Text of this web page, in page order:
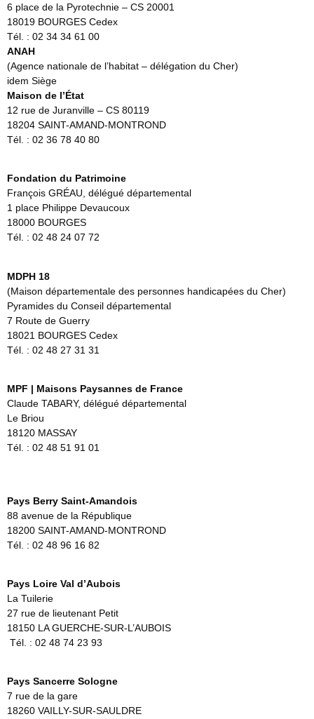
6 place de la Pyrotechnie – CS 20001
18019 BOURGES Cedex
Tél. : 02 34 34 61 00
ANAH
(Agence nationale de l’habitat – délégation du Cher)
idem Siège
Maison de l’État
12 rue de Juranville – CS 80119
18204 SAINT-AMAND-MONTROND
Tél. : 02 36 78 40 80
Fondation du Patrimoine
François GRÉAU, délégué départemental
1 place Philippe Devaucoux
18000 BOURGES
Tél. : 02 48 24 07 72
MDPH 18
(Maison départementale des personnes handicapées du Cher)
Pyramides du Conseil départemental
7 Route de Guerry
18021 BOURGES Cedex
Tél. : 02 48 27 31 31
MPF | Maisons Paysannes de France
Claude TABARY, délégué départemental
Le Briou
18120 MASSAY
Tél. : 02 48 51 91 01
Pays Berry Saint-Amandois
88 avenue de la République
18200 SAINT-AMAND-MONTROND
Tél. : 02 48 96 16 82
Pays Loire Val d’Aubois
La Tuilerie
27 rue de lieutenant Petit
18150 LA GUERCHE-SUR-L’AUBOIS
Tél. : 02 48 74 23 93
Pays Sancerre Sologne
7 rue de la gare
18260 VAILLY-SUR-SAULDRE